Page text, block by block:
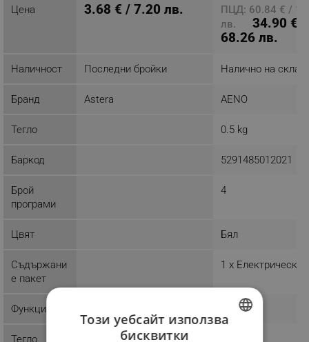
Цена 3.68 € / 7.20 лв.
ПЦД: 60.84 € /
лв.
34.90 € /
68.26 лв.
Наличност Последни бройки Налично на склад
Бранд Astera AENO
Тегло 0.5 kg
Баркод 5291485012021
Брой
програми
4
Цвят Бял
Съдържани
е пакет
1 x Електрическа
Функции
Тегло
Този уебсайт използва
бисквитки